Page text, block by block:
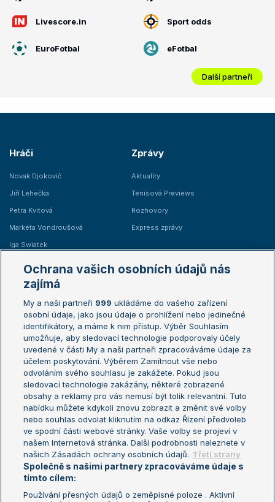
Livescore.in Sport odds
EuroFotbal eFotbal
Další partneři
Hráči
Novak Djokovič
Jiří Lehečka
Petra Kvitová
Markéta Vondroušová
Iga Swiatek
Zprávy
Aktuality
Tenisová Previews
Rozhovory
Express zprávy
Žebříčky
Žebříček ATP (muži)
Žebříček WTA (ženy)
Sázkařský žebříček
Australian Open
French Open
Wimbledon
US Open
Turnaj mistrů
Turnaj mistryň
Aktualní trendy
Fotbalové přestupy
Livesport Daily
LS Prague Open
Ochrana vašich osobních údajů nás
zajímá
My a naši partneři 999 ukládáme do vašeho zařízení
osobní údaje, jako jsou údaje o prohlížení nebo jedinečné
identifikátory, a máme k nim přístup. Výběr Souhlasím
umožňuje, aby sledovací technologie podporovaly účely
uvedené v části My a naši partneři zpracováváme údaje za
účelem poskytování. Výběrem Zamítnout vše nebo
odvoláním svého souhlasu je zakážete. Pokud jsou
sledovací technologie zakázány, některé zobrazené
obsahy a reklamy pro vás nemusí být tolik relevantní. Tuto
nabídku můžete kdykoli znovu zobrazit a změnit své volby
nebo souhlas odvolat kliknutím na odkaz Řízení předvoleb
ve spodní části webové stránky. Vaše volby se projeví v
našem Internetová stránka. Další podrobnosti naleznete v
našich Zásadách ochrany osobních údajů. Třetí strany
Společně s našimi partnery zpracováváme údaje s
tímto cílem:
Používání přesných údajů o zeměpisné poloze . Aktivní